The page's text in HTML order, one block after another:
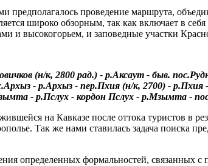
предполагалось проведение маршрута,
широко обзорным, так как включает в
и высокогорьем, и заповедные участки
(н/к, 2800 рад.) - р.Аксаут - быв.
- р.Архыз - пер.Пхия (н/к, 2700) -
- р.Пслух - кордон Пслух - р.Мзымта -
на Кавказе после оттока туристов в
Так же нами ставилась задача поиска
определенных формальностей, связанных